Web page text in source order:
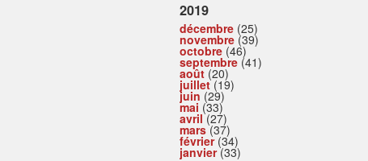
2019
décembre (25)
novembre (39)
octobre (46)
septembre (41)
août (20)
juillet(19)
juin (29)
mai (33)
avril(27)
mars(37)
février(34)
janvier(33)